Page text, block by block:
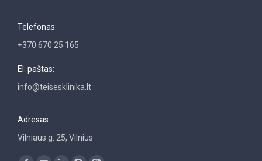
Telefonas:
+370 670 25 165
El. paštas:
info@teisesklinika.lt
Adresas:
Vilniaus g. 25, Vilnius